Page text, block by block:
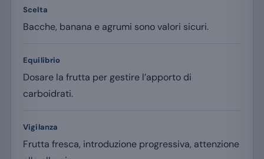
Scelta
Bacche, banana e agrumi sono valori sicuri.
Equilibrio
Dosare la frutta per gestire l’apporto di
carboidrati.
Vigilanza
Frutta fresca, introduzione progressiva, attenzione